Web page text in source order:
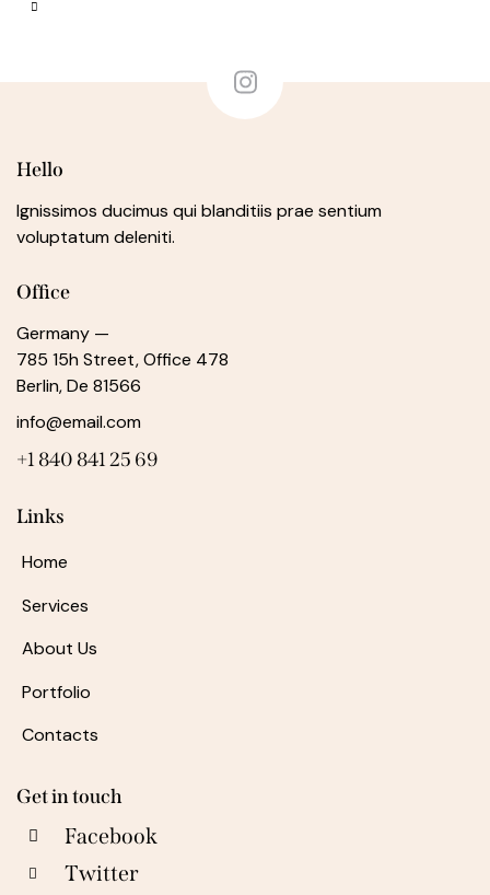
Hello
Ignissimos ducimus qui blanditiis prae sentium
voluptatum deleniti.
Office
Germany —
785 15h Street, Office 478
Berlin, De 81566
info@email.com
+1 840 841 25 69
Links
Home
Services
About Us
Portfolio
Contacts
Get in touch
Facebook
Twitter